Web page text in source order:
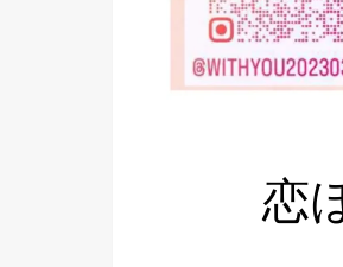
恋